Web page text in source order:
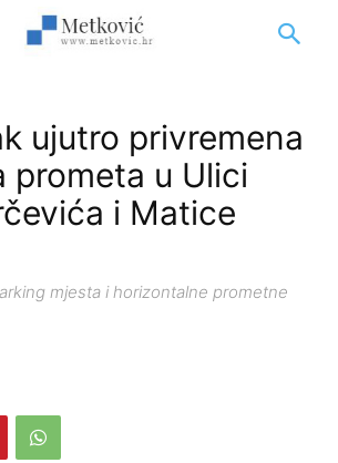
ujutro privremena
prometa u Ulici
i Matice
mjesta i horizontalne prometne